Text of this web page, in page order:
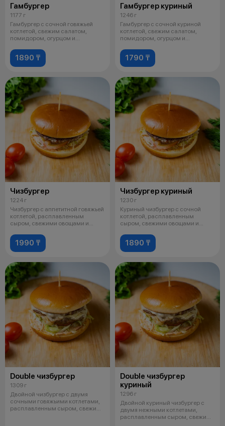
Гамбургер
1177 г
Гамбургер с сочной говяжьей
котлетой, свежим салатом,
помидором, огурцом и
1890 ₸
Гамбургер куриный
1246 г
Гамбургер с сочной куриной
котлетой, свежим салатом,
помидором, огурцом и
1790 ₸
Чизбургер
1224 г
Чизбургер с аппетитной говяжьей
котлетой, расплавленным
сыром, свежими овощами и
1990 ₸
Чизбургер куриный
1230 г
Куриный чизбургер с сочной
котлетой, расплавленным
сыром, свежими овощами и
1890 ₸
Double чизбургер
1309 г
Двойной чизбургер с двумя
сочными говяжьими котлетами,
расплавленным сыром, свежими
Double чизбургер
куриный
1296 г
Двойной куриный чизбургер с
двумя нежными котлетами,
расплавленным сыром, свежими